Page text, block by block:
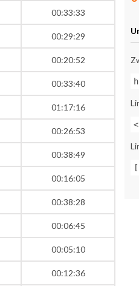
00:33:33
00:29:29
00:20:52
00:33:40
01:17:16
00:26:53
00:38:49
00:16:05
00:38:28
00:06:45
00:05:10
00:12:36